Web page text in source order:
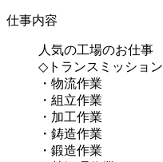
仕事内容
人気の工場のお仕事
◇トランスミッショ
・物流作業
・組立作業
・加工作業
・鋳造作業
・鍛造作業